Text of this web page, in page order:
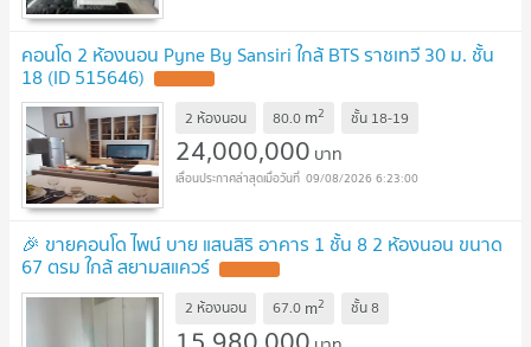
คอนโด 2 ห้องนอน Pyne By Sansiri ใกล้ BTS ราชเทวี 30 ม. ชั้น
18 (ID 515646)
2 ห้องนอน 80.0 m2 ชั้น 18-19
24,000,000 บาท
09/08/2026 6:23:00
🎉 ขายคอนโด ไพน์ บาย แสนสิริ อาคาร 1 ชั้น 8 2 ห้องนอน ขนาด
67 ตรม ใกล้ สยามสแควร์
2 ห้องนอน 67.0 m2 ชั้น8